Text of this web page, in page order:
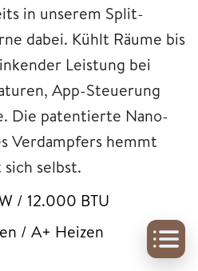
in unserem Split-
dabei. Kühlt Räume bis
Leistung bei
App-Steuerung
Die patentierte Nano-
Verdampfers hemmt
selbst.
/ 12.000 BTU
/ A+ Heizen